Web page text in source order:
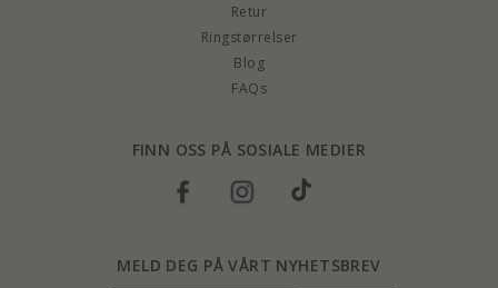
Retur
Ringstørrelser
Blog
FAQs
FINN OSS PÅ SOSIALE MEDIER
MELD DEG PÅ VÅRT NYHETSBREV